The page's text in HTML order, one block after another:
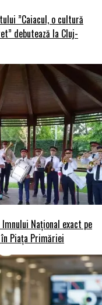
”Caiacul, o cultură
debutează la Cluj-
Național exact pe
Piața Primăriei